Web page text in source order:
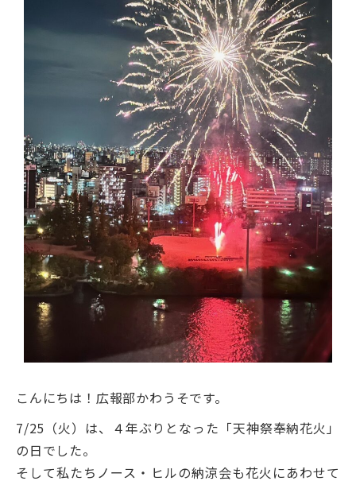
こんにちは！広報部かわうそです。
7/25（火）は、４年ぶりとなった「天神祭奉納花火」
の日でした。
そして私たちノース・ヒルの納涼会も花火にあわせて